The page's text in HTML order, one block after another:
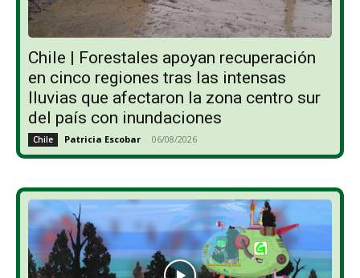
Chile | Forestales apoyan recuperación
en cinco regiones tras las intensas
lluvias que afectaron la zona centro sur
del país con inundaciones
Chile Patricia Escobar - 06/08/2026